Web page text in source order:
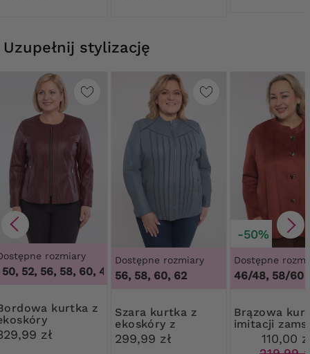
Uzupełnij stylizację
rozmiary
52, 56, 58, 60,46, 48, 50, 52, 56, 58, 60
z
zł
Dostępne rozmiary
56, 58, 60, 62
Szara kurtka z
ekoskóry z
siateczką
299,99 zł
-50%
Dostępne
46/48, 58/60
Brązowa kurtka z
imitacji
110,00